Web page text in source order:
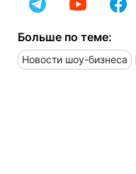
Больше по теме:
Новости шоу-бизнеса